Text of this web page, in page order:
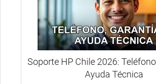
Soporte HP Chile 2026:
Ayuda Técnica